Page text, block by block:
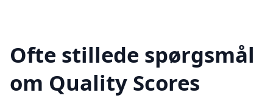
Ofte stillede spørgsmål
om Quality Scores